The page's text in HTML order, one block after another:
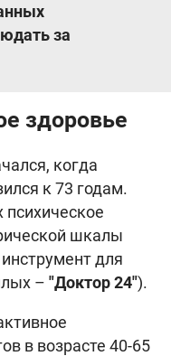
за
здоровье
когда
к 73 годам.
шкалы
для
– "Доктор 24").
в возрасте 40-65